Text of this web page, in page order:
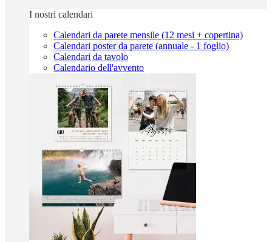
I nostri calendari
Calendari da parete mensile (12 mesi + copertina)
Calendari poster da parete (annuale - 1 foglio)
Calendari da tavolo
Calendario dell'avvento